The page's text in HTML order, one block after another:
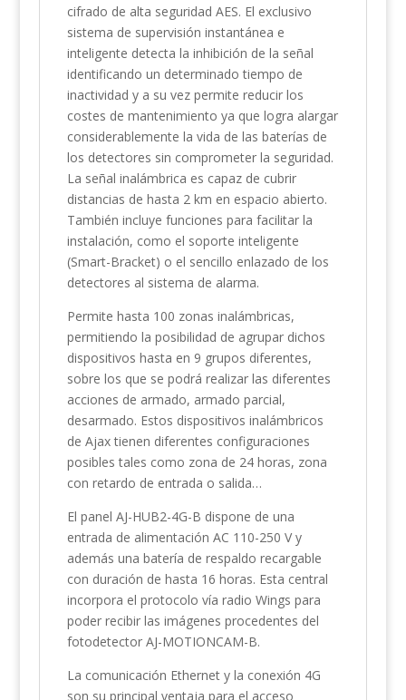
cifrado de alta seguridad AES. El exclusivo
sistema de supervisión instantánea e
inteligente detecta la inhibición de la señal
identificando un determinado tiempo de
inactividad y a su vez permite reducir los
costes de mantenimiento ya que logra alargar
considerablemente la vida de las baterías de
los detectores sin comprometer la seguridad.
La señal inalámbrica es capaz de cubrir
distancias de hasta 2 km en espacio abierto.
También incluye funciones para facilitar la
instalación, como el soporte inteligente
(Smart-Bracket) o el sencillo enlazado de los
detectores al sistema de alarma.
Permite hasta 100 zonas inalámbricas,
permitiendo la posibilidad de agrupar dichos
dispositivos hasta en 9 grupos diferentes,
sobre los que se podrá realizar las diferentes
acciones de armado, armado parcial,
desarmado. Estos dispositivos inalámbricos
de Ajax tienen diferentes configuraciones
posibles tales como zona de 24 horas, zona
con retardo de entrada o salida…
El panel AJ-HUB2-4G-B dispone de una
entrada de alimentación AC 110-250 V y
además una batería de respaldo recargable
con duración de hasta 16 horas. Esta central
incorpora el protocolo vía radio Wings para
poder recibir las imágenes procedentes del
fotodetector AJ-MOTIONCAM-B.
La comunicación Ethernet y la conexión 4G
son su principal ventaja para el acceso